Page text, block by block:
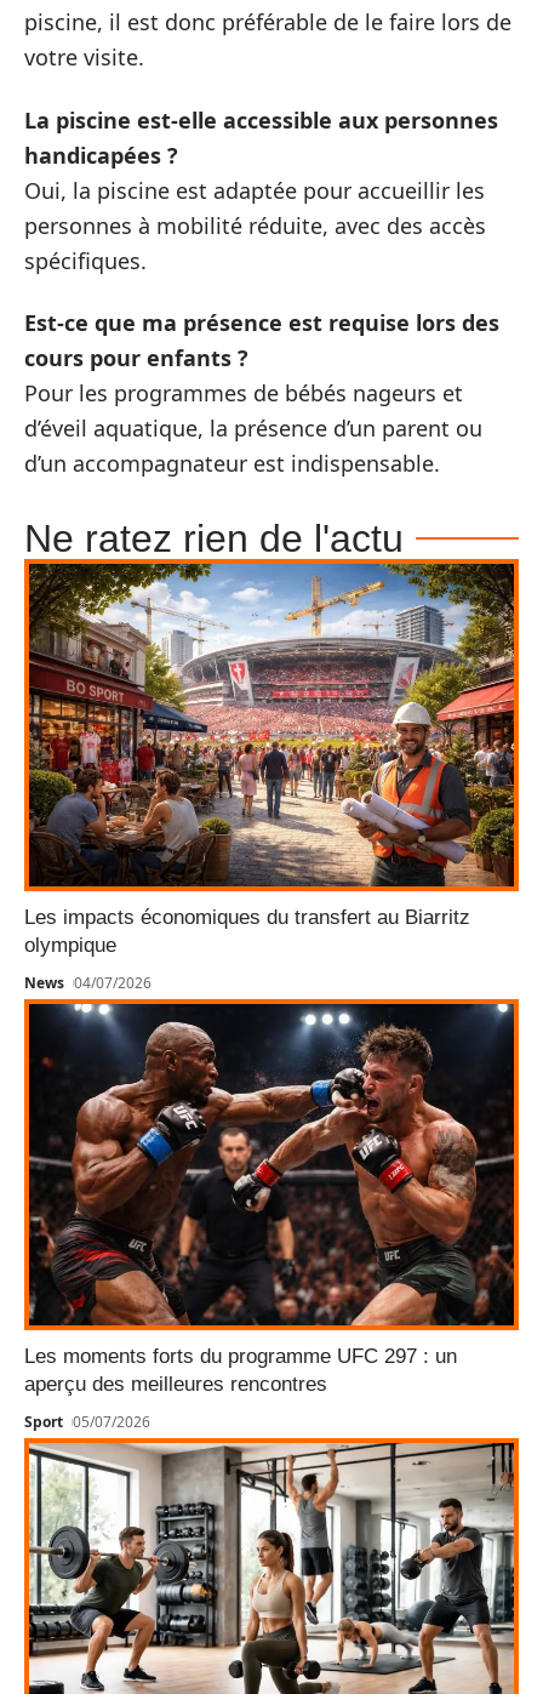
piscine, il est donc préférable de le faire lors de
votre visite.
La piscine est-elle accessible aux personnes
handicapées ?
Oui, la piscine est adaptée pour accueillir les
personnes à mobilité réduite, avec des accès
spécifiques.
Est-ce que ma présence est requise lors des
cours pour enfants ?
Pour les programmes de bébés nageurs et
d’éveil aquatique, la présence d’un parent ou
d’un accompagnateur est indispensable.
Ne ratez rien de l'actu
Les impacts économiques du transfert au Biarritz
olympique
News 04/07/2026
Les moments forts du programme UFC 297 : un
aperçu des meilleures rencontres
Sport 05/07/2026